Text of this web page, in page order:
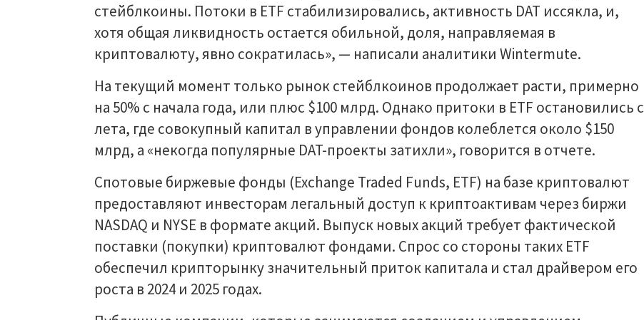
стейблкоины. Потоки в ETF стабилизировались, активность DAT иссякла, и,
хотя общая ликвидность остается обильной, доля, направляемая в
криптовалюту, явно сократилась», — написали аналитики Wintermute.
На текущий момент только рынок стейблкоинов продолжает расти, примерно
на 50% с начала года, или плюс $100 млрд. Однако притоки в ETF остановились с
лета, где совокупный капитал в управлении фондов колеблется около $150
млрд, а «некогда популярные DAT-проекты затихли», говорится в отчете.
Спотовые биржевые фонды (Exchange Traded Funds, ETF) на базе криптовалют
предоставляют инвесторам легальный доступ к криптоактивам через биржи
NASDAQ и NYSE в формате акций. Выпуск новых акций требует фактической
поставки (покупки) криптовалют фондами. Спрос со стороны таких ETF
обеспечил крипторынку значительный приток капитала и стал драйвером его
роста в 2024 и 2025 годах.